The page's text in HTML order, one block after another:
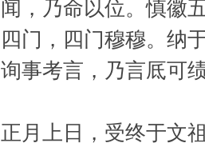
闻，乃命以位。慎徽
四门，四门穆穆。纳
询事考言，乃言厎可
正月上日，受终于文